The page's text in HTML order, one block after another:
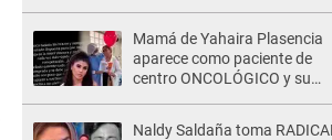
Mamá de Yahaira Plasencia
aparece como paciente de
centro ONCOLÓGICO y su
Naldy Saldaña toma RADICAL